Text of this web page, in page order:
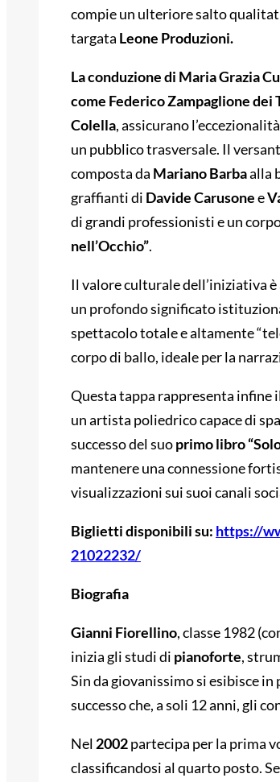
compie un ulteriore salto
targata Leone Produzioni.
La conduzione di Maria Grazia
come Federico Zampaglione dei
Colella, assicurano
un pubblico trasversale. Il
composta da Mariano Barbaalla
graffianti di Davide Carusonee
di grandi professionisti e un
nell’Occhio”.
Il valore culturale dell’iniziativa
un profondo significato
spettacolo totale e altamente
corpo di ballo, ideale per la
Questa tappa rappresenta infine
un artista poliedrico capace di
successo del suoprimo libro
mantenere una connessione
visualizzazioni sui suoi canali
Biglietti disponibili su: https://
21022232/
Biografia
Gianni Fiorellino, classe 1982
inizia gli studi di pianoforte,
Sin da giovanissimo si esibisce
successo che, a soli 12 anni, gli
Nel 2002partecipa per la prima
classificandosi al quarto posto.